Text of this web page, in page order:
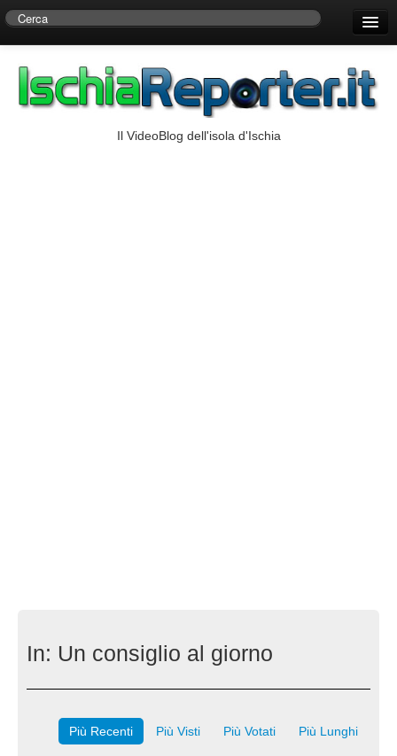
Centro di Ricerche Storiche D’Ambra
Il VideoBlog dell'isola d'Ischia
In: Un consiglio al giorno
Più Recenti Più Visti Più Votati Più Lunghi